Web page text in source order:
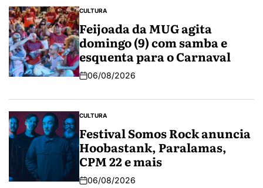
CULTURA
Feijoada da MUG agita
domingo (9) com samba e
esquenta para o Carnaval
06/08/2026
CULTURA
Festival Somos Rock anuncia
Hoobastank, Paralamas,
CPM 22 e mais
06/08/2026